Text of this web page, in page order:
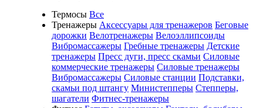
Термосы Все
Тренажеры Аксессуары для тренажеров Беговые
дорожки Велотренажеры Велоэллипсоиды
Вибромассажеры Гребные тренажеры Детские
тренажеры Пресс дуги, пресс скамьи Силовые
коммерческие тренажеры Силовые тренажеры
Вибромассажеры Силовые станции Подставки,
скамьи под штангу Министепперы Степперы,
шагатели Фитнес-тренажеры